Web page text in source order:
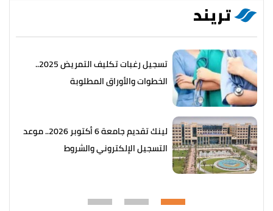
تريند
تسجيل رغبات تكليف التمريض 2025..
الخطوات والأوراق المطلوبة
لينك تقديم جامعة 6 أكتوبر 2026.. موعد
التسجيل الإلكتروني والشروط